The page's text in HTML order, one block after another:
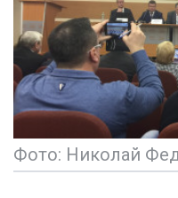
Фото: Николай